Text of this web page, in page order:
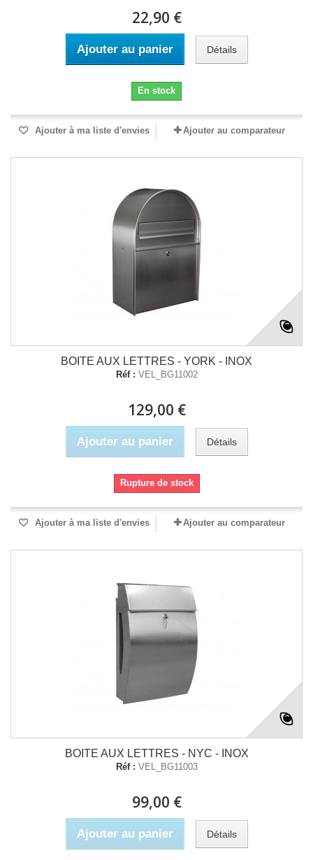
22,90 €
Ajouter au panier Détails
En stock
Ajouter à ma liste d'envies Ajouter au comparateur
BOITE AUX LETTRES - YORK - INOX
Réf : VEL_BG11002
129,00 €
Ajouter au panier Détails
Rupture de stock
Ajouter à ma liste d'envies Ajouter au comparateur
BOITE AUX LETTRES - NYC - INOX
Réf : VEL_BG11003
99,00 €
Ajouter au panier Détails